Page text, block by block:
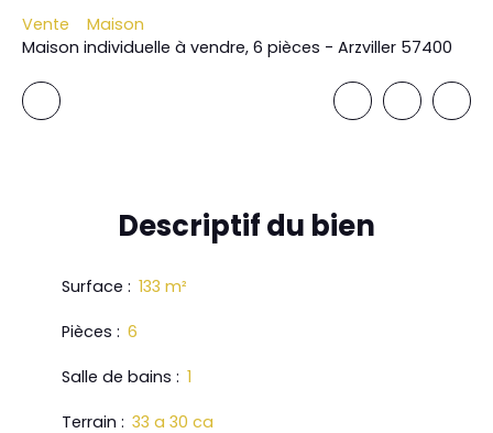
Vente
Maison
Maison individuelle à vendre, 6 pièces - Arzviller 57400
Descriptifdu bien
Surface : 133 m²
Pièces : 6
Salle de bains : 1
Terrain : 33 a 30 ca